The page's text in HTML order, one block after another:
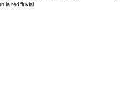
la red fluvial